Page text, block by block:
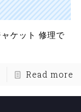
ケット 修理で
Read more